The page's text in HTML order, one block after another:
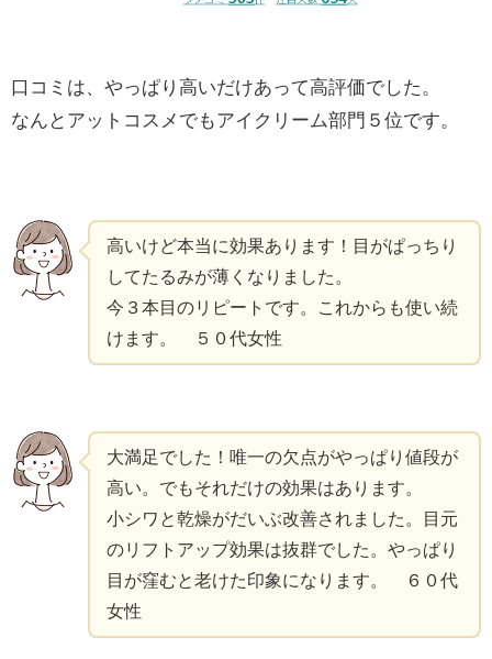
口コミは、やっぱり高いだけあって高評価でした。
なんとアットコスメでもアイクリーム部門５位です。
高いけど本当に効果あります！目がぱっちり
してたるみが薄くなりました。
今３本目のリピートです。これからも使い続
けます。 ５０代女性
大満足でした！唯一の欠点がやっぱり値段が
高い。でもそれだけの効果はあります。
小シワと乾燥がだいぶ改善されました。目元
のリフトアップ効果は抜群でした。やっぱり
目が窪むと老けた印象になります。 ６０代
女性